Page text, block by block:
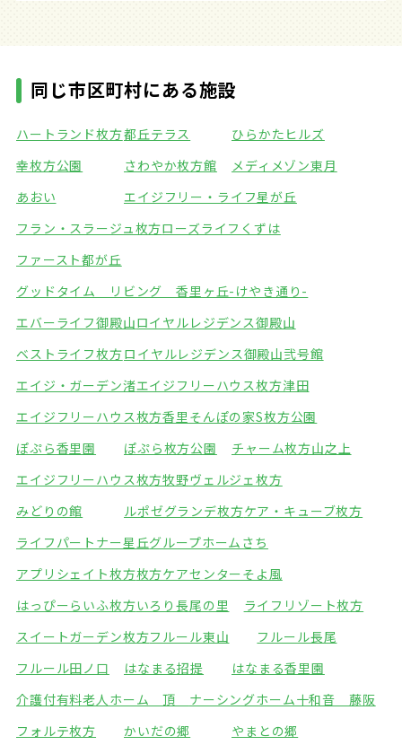
同じ市区町村にある施設
ハートランド枚方都丘テラス
ひらかたヒルズ
幸枚方公園
さわやか枚方館
メディメゾン東月
あおい
エイジフリー・ライフ星が丘
フラン・スラージュ枚方ローズライフくずは
ファースト都が丘
グッドタイム リビング 香里ヶ丘-けやき通り-
エバーライフ御殿山ロイヤルレジデンス御殿山
ベストライフ枚方ロイヤルレジデンス御殿山弐号館
エイジ・ガーデン渚エイジフリーハウス枚方津田
エイジフリーハウス枚方香里 そんぽの家S枚方公園
ぽぷら香里園
ぽぷら枚方公園
チャーム枚方山之上
エイジフリーハウス枚方牧野ヴェルジェ枚方
みどりの館
ルポゼグランデ枚方ケア・キューブ枚方
ライフパートナー星丘グループホームさち
アプリシェイト枚方枚方ケアセンターそよ風
はっぴーらいふ枚方いろり長尾の里
ライフリゾート枚方
スイートガーデン枚方フルール東山
フルール長尾
フルール田ノ口
はなまる招提
はなまる香里園
介護付有料老人ホーム 頂 ナーシングホーム十和音 藤阪
フォルテ枚方
かいだの郷 やまとの郷